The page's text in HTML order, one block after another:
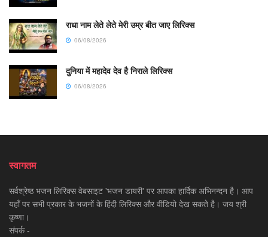
राधा नाम लेते लेते मेरी उम्र बीत जाए लिरिक्स
06/08/2026
दुनिया में महादेव देव है निराले लिरिक्स
06/08/2026
स्वागतम
सर्वश्रेष्ठ भजन लिरिक्स वेबसाइट 'भजन डायरी' पर आपका हार्दिक अभिनन्दन है। आप
यहाँ पर सभी प्रकार के भजनों के हिंदी लिरिक्स और वीडियो देख सकते है। जय श्री
कृष्णा।
संपर्क -